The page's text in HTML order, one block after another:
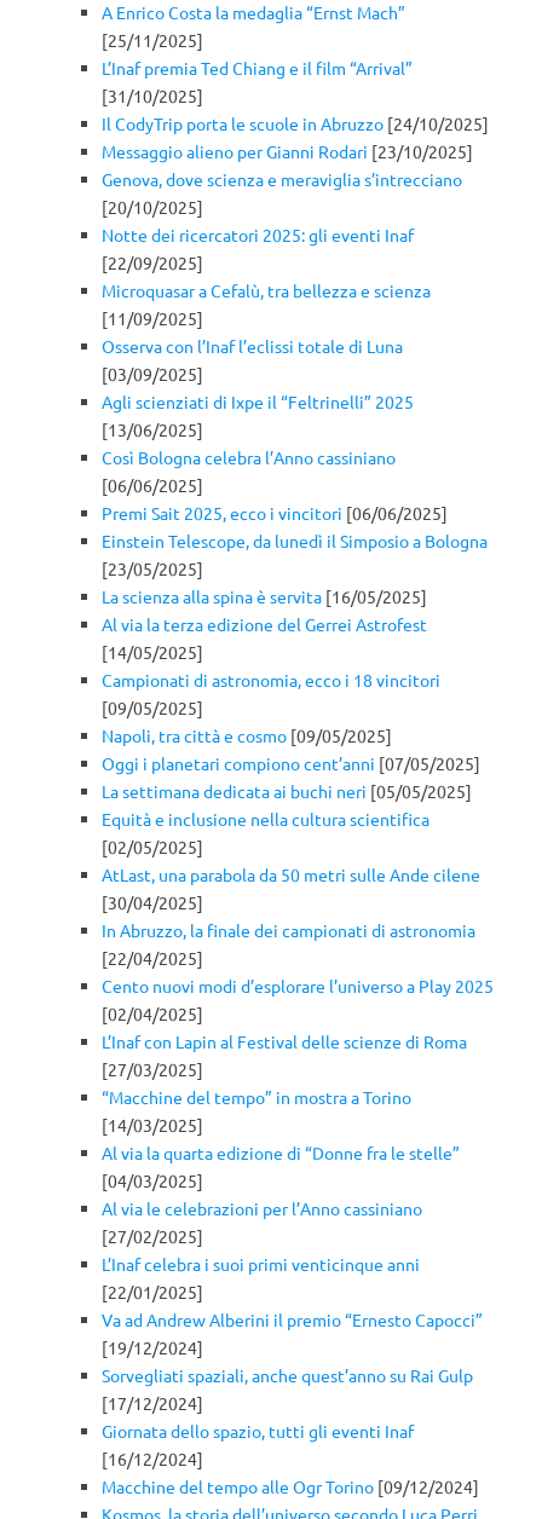
A Enrico Costa la medaglia “Ernst Mach”
[25/11/2025]
L’Inaf premia Ted Chiang e il film “Arrival”
[31/10/2025]
Il CodyTrip porta le scuole in Abruzzo [24/10/2025]
Messaggio alieno per Gianni Rodari [23/10/2025]
Genova, dove scienza e meraviglia s’intrecciano
[20/10/2025]
Notte dei ricercatori 2025: gli eventi Inaf
[22/09/2025]
Microquasar a Cefalù, tra bellezza e scienza
[11/09/2025]
Osserva con l’Inaf l’eclissi totale di Luna
[03/09/2025]
Agli scienziati di Ixpe il “Feltrinelli” 2025
[13/06/2025]
Così Bologna celebra l’Anno cassiniano
[06/06/2025]
Premi Sait 2025, ecco i vincitori [06/06/2025]
Einstein Telescope, da lunedì il Simposio a Bologna
[23/05/2025]
La scienza alla spina è servita [16/05/2025]
Al via la terza edizione del Gerrei Astrofest
[14/05/2025]
Campionati di astronomia, ecco i 18 vincitori
[09/05/2025]
Napoli, tra città e cosmo [09/05/2025]
Oggi i planetari compiono cent’anni [07/05/2025]
La settimana dedicata ai buchi neri [05/05/2025]
Equità e inclusione nella cultura scientifica
[02/05/2025]
AtLast, una parabola da 50 metri sulle Ande cilene
[30/04/2025]
In Abruzzo, la finale dei campionati di astronomia
[22/04/2025]
Cento nuovi modi d’esplorare l’universo a Play 2025
[02/04/2025]
L’Inaf con Lapin al Festival delle scienze di Roma
[27/03/2025]
“Macchine del tempo” in mostra a Torino
[14/03/2025]
Al via la quarta edizione di “Donne fra le stelle”
[04/03/2025]
Al via le celebrazioni per l’Anno cassiniano
[27/02/2025]
L’Inaf celebra i suoi primi venticinque anni
[22/01/2025]
Va ad Andrew Alberini il premio “Ernesto Capocci”
[19/12/2024]
Sorvegliati spaziali, anche quest’anno su Rai Gulp
[17/12/2024]
Giornata dello spazio, tutti gli eventi Inaf
[16/12/2024]
Macchine del tempo alle Ogr Torino [09/12/2024]
Kosmos, la storia dell’universo secondo Luca Perri